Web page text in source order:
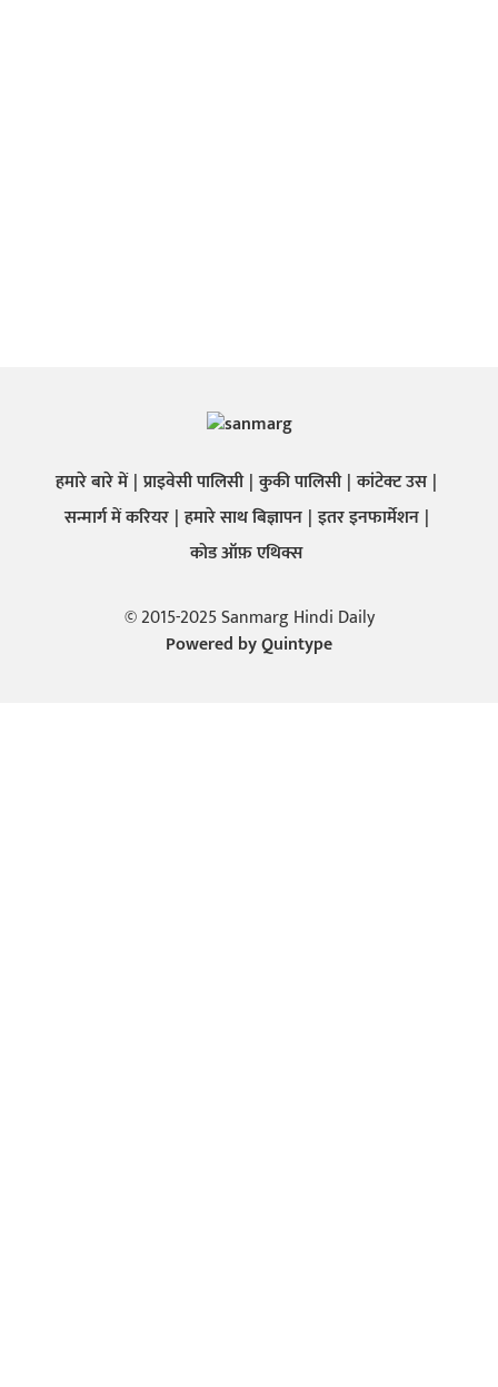
हमारे बारे में प्राइवेसी पालिसी कुकी पालिसी कांटेक्ट उस
सन्मार्ग में करियर हमारे साथ बिज्ञापन इतर इनफार्मेशन
कोड ऑफ़ एथिक्स
© 2015-2025 Sanmarg Hindi Daily
Powered byQuintype